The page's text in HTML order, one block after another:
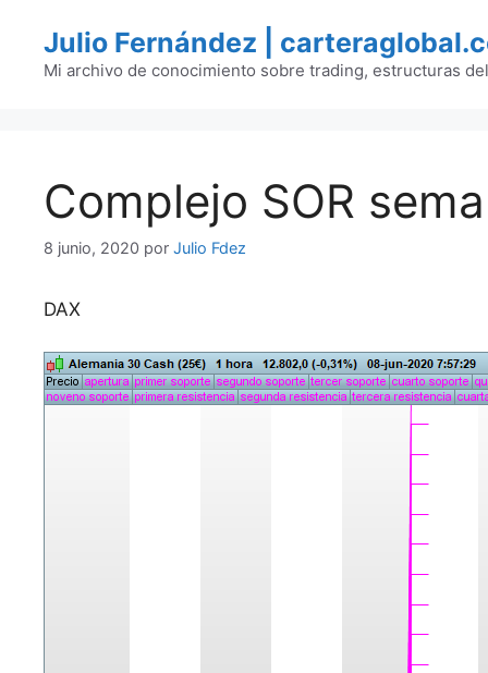
contenido
Julio Fernández |
Mi archivo de conocimiento sobre trading, estructuras
Complejo SOR
8 junio, 2020 por Julio Fdez
DAX